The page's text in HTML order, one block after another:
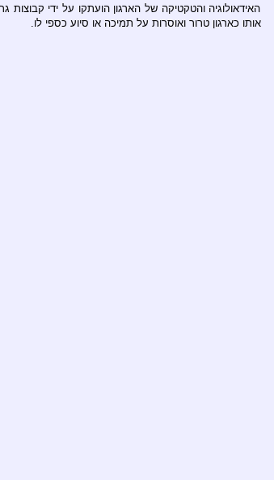
האידאולוגיה והטקטיקה של הארגון הועתקו על ידי
אותו כארגון טרור ואוסרות על תמיכה או סיוע כספי לו.